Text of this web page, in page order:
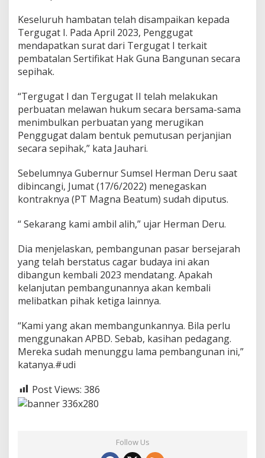
Keseluruh hambatan telah disampaikan kepada
Tergugat I. Pada April 2023, Penggugat
mendapatkan surat dari Tergugat I terkait
pembatalan Sertifikat Hak Guna Bangunan secara
sepihak.
“Tergugat I dan Tergugat II telah melakukan
perbuatan melawan hukum secara bersama-sama
menimbulkan perbuatan yang merugikan
Penggugat dalam bentuk pemutusan perjanjian
secara sepihak,” kata Jauhari.
Sebelumnya Gubernur Sumsel Herman Deru saat
dibincangi, Jumat (17/6/2022) menegaskan
kontraknya (PT Magna Beatum) sudah diputus.
“ Sekarang kami ambil alih,” ujar Herman Deru.
Dia menjelaskan, pembangunan pasar bersejarah
yang telah berstatus cagar budaya ini akan
dibangun kembali 2023 mendatang. Apakah
kelanjutan pembangunannya akan kembali
melibatkan pihak ketiga lainnya.
“Kami yang akan membangunkannya. Bila perlu
menggunakan APBD. Sebab, kasihan pedagang.
Mereka sudah menunggu lama pembangunan ini,”
katanya.#udi
Post Views: 386
Follow Us